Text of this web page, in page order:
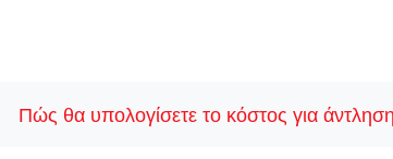
Πώς θα υπολογίσετε το κόστος για